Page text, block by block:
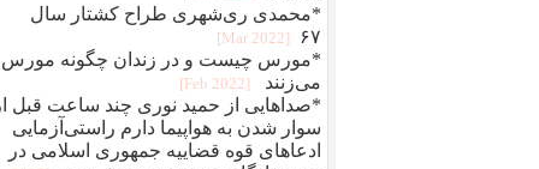
*محمدی‌ ری‌شهری طراح کشتار سال
۶۷
[2022 Mar]
*مورس چیست و در زندان چگونه مورس
می‌زنند
[2022 Feb]
*صداهایی از حمید نوری چند ساعت قبل
سوار شدن به هواپیما دارم راستی‌آزمایی
ادعاهای قوه قضاییه جمهوری اسلامی در